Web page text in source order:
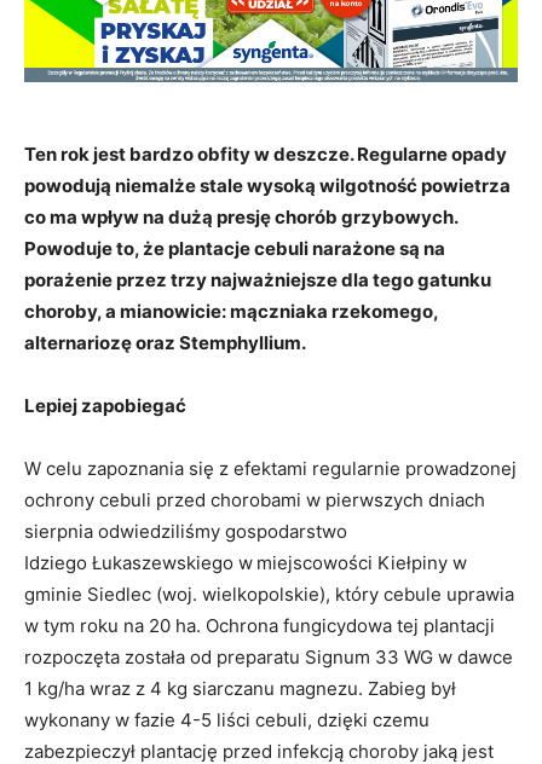
Ten rok jest bardzo obfity w deszcze. Regularne opady
powodują niemalże stale wysoką wilgotność powietrza
co ma wpływ na dużą presję chorób grzybowych.
Powoduje to, że plantacje cebuli narażone są na
porażenie przez trzy najważniejsze dla tego gatunku
choroby, a mianowicie: mączniaka rzekomego,
alternariozę oraz Stemphyllium.
Lepiej zapobiegać
W celu zapoznania się z efektami regularnie prowadzonej
ochrony cebuli przed chorobami w pierwszych dniach
sierpnia odwiedziliśmy gospodarstwo
Idziego Łukaszewskiego w miejscowości Kiełpiny w
gminie Siedlec (woj. wielkopolskie), który cebule uprawia
w tym roku na 20 ha. Ochrona fungicydowa tej plantacji
rozpoczęta została od preparatu Signum 33 WG w dawce
1 kg/ha wraz z 4 kg siarczanu magnezu. Zabieg był
wykonany w fazie 4-5 liści cebuli, dzięki czemu
zabezpieczył plantację przed infekcją choroby jaką jest